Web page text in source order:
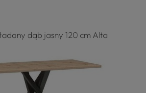
dąb jasny 120 cm Alta